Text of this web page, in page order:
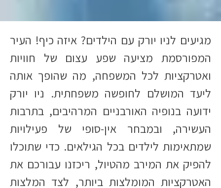
מגיעים לניו יורק עם הילדים? איזה כיף! העיר
המפורסמת מציעה שפע עצום של חוויות
ואטרקציות לכל המשפחה, מה שהופך אותה
ליעד המושלם לחופשה משפחתית. ניו יורק
ידועה בנופיה האורבניים המרהיבים, בתרבות
העשירה, ובמבחר אין-סופי של פעילויות
שמתאימות לילדים בכל הגילאים. כדי שתוכלו
להפיק את המירב מהטיול, ריכזנו עבורכם את
האטרקציות המומלצות ביותר, לצד המלצות